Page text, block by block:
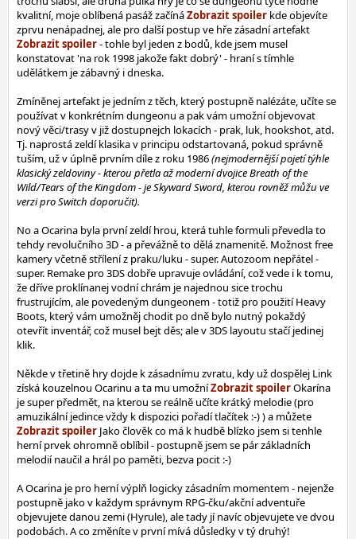
kvalitní, moje oblíbená pasáž začíná
kde objevíte
zprvu nenápadnej, ale pro další postup ve hře zásadní artefakt
- tohle byl jeden z bodů, kde jsem musel
konstatovat 'na rok 1998 jakože fakt dobrý' - hraní s tímhle
udělátkem je zábavný i dneska.
Zmíněnej artefakt je jedním z těch, který postupně nalézáte, učíte se
používat v konkrétním dungeonu a pak vám umožní objevovat
nový věci/trasy v již dostupnejch lokacích - prak, luk, hookshot, atd.
Tj. naprostá zeldí klasika v principu odstartovaná, pokud správně
tuším, už v úplně prvním díle z roku 1986(nejmodernější pojetí týhle
klasický zeldoviny - kterou přetla až moderní dvojice Breath of the
Wild/Tears of the Kingdom - je Skyward Sword, kterou rovněž můžu ve
verzi pro Switch doporučit).
No a Ocarina byla první zeldí hrou, která tuhle formuli převedla to
tehdy revolučního 3D - a převážně to dělá znamenitě. Možnost free
kamery včetně střílení z praku/luku - super. Autozoom nepřátel -
super. Remake pro 3DS dobře upravuje ovládání, což vede i k tomu,
že dříve proklínanej vodní chrám je najednou sice trochu
frustrujícím, ale povedeným dungeonem - totiž pro použití Heavy
Boots, který vám umožněj chodit po dně bylo nutný pokaždý
otevřít inventář, což musel bejt děs; ale v 3DS layoutu stačí jedinej
klik.
Někde v třetině hry dojde k zásadnímu zvratu, kdy už dospělej Link
získá kouzelnou Ocarinu a ta mu umožní
Okarína
je super předmět, na kterou se reálně učíte krátký melodie (pro
amuzikální jedince vždy k dispozici pořadí tlačítek :-) ) a můžete
Jako člověk co má k hudbě blízko jsem si tenhle
herní prvek ohromně oblíbil - postupně jsem se pár základních
melodií naučil a hrál po paměti, bezva pocit :-)
A Ocarina je pro herní výplň logicky zásadním momentem - nejenže
postupně jako v každym správnym RPG-čku/akční adventuře
objevujete danou zemi (Hyrule), ale tady jí navíc objevujete ve dvou
podobách. A co změníte v první mívá důsledky v tý druhý!